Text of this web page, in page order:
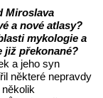
Miroslava
a nové atlasy?
mykologie a
již překonané?
a jeho syn
některé nepravdy
několik